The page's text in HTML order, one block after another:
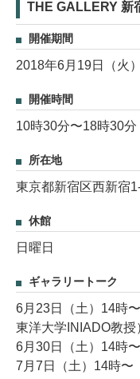
THE GALLERY 新
開催期間
2018年6月19日（火
開催時間
10時30分〜18時30分
所在地
東京都新宿区西新宿
休館
日曜日
ギャラリートーク
6月23日（土）14時
東洋大学INIADO教授
6月30日（土）14時
7月7日（土）14時〜